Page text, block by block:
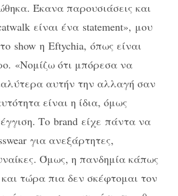
Έκανα παρουσιάσεις και
είναι ένα statement», μου
show η Eftychia, όπως είναι
«Νομίζω ότι μπόρεσα να
αυτήν την αλλαγή σαν
είναι η ίδια, όμως
Το brand είχε πάντα να
για ανεξάρτητες,
Όμως, η πανδημία κάπως
τώρα πια δεν σκέφτομαι τον